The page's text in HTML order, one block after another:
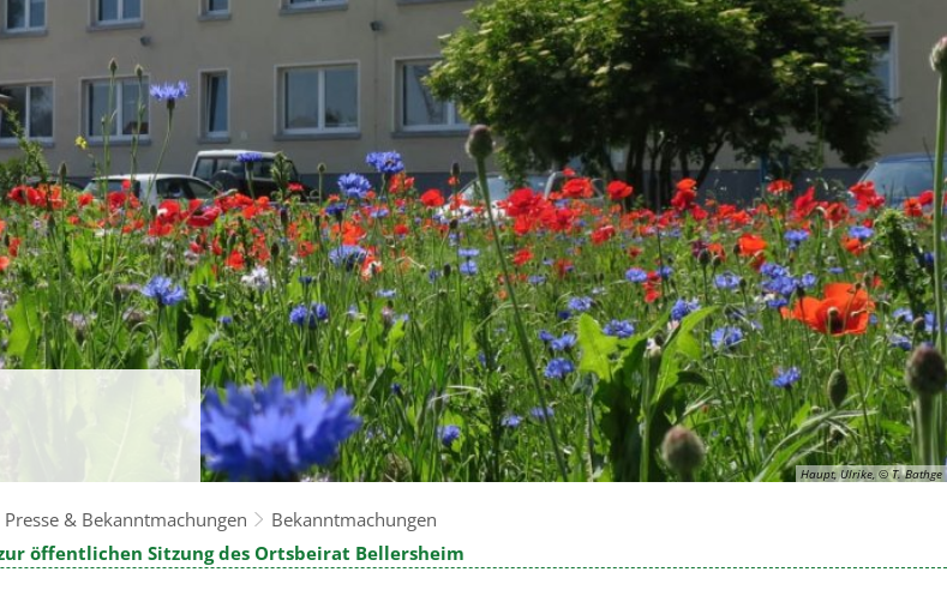
Haupt, Ulrike, © T. Bathge
Presse & Bekanntmachungen
Bekanntmachungen
öffentlichen Sitzung des Ortsbeirat Bellersheim